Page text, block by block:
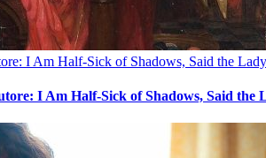
I Am Half-Sick of Shadows, Said the
I Am Half-Sick of Shadows, Said the